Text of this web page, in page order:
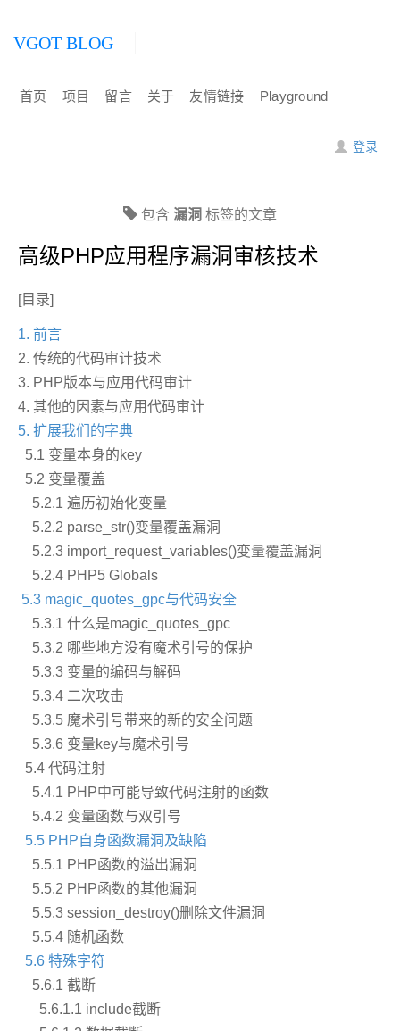
VGOT BLOG
首页 项目 留言 关于 友情链接 Playground
登录
包含 漏洞 标签的文章
高级PHP应用程序漏洞审核技术
[目录]
1. 前言
2. 传统的代码审计技术
3. PHP版本与应用代码审计
4. 其他的因素与应用代码审计
5. 扩展我们的字典
5.1 变量本身的key
5.2 变量覆盖
5.2.1 遍历初始化变量
5.2.2 parse_str()变量覆盖漏洞
5.2.3 import_request_variables()变量覆盖漏洞
5.2.4 PHP5 Globals
5.3 magic_quotes_gpc与代码安全
5.3.1 什么是magic_quotes_gpc
5.3.2 哪些地方没有魔术引号的保护
5.3.3 变量的编码与解码
5.3.4 二次攻击
5.3.5 魔术引号带来的新的安全问题
5.3.6 变量key与魔术引号
5.4 代码注射
5.4.1 PHP中可能导致代码注射的函数
5.4.2 变量函数与双引号
5.5 PHP自身函数漏洞及缺陷
5.5.1 PHP函数的溢出漏洞
5.5.2 PHP函数的其他漏洞
5.5.3 session_destroy()删除文件漏洞
5.5.4 随机函数
5.6 特殊字符
5.6.1 截断
5.6.1.1 include截断